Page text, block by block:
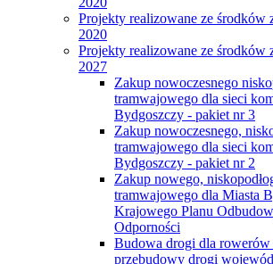
Projekty realizowane ze środków
2020
Projekty realizowane ze środków
2027
Zakup nowoczesnego
tramwajowego dla sieci
Bydgoszczy - pakiet nr 3
Zakup nowoczesnego,
tramwajowego dla sieci
Bydgoszczy - pakiet nr 2
Zakup nowego,
tramwajowego dla Miasta
Krajowego Planu
Odporności
Budowa drogi dla rowerów
przebudowy drogi